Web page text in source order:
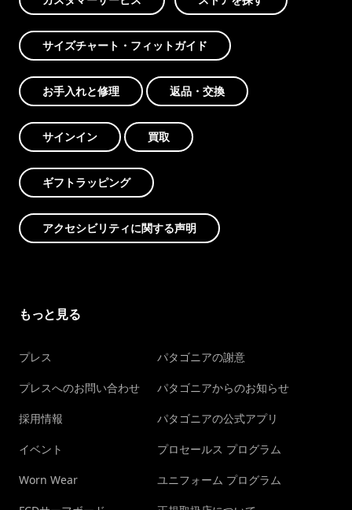
サイズチャート・フィットガイド
お手入れと修理 返品・交換
サインイン 買取
ギフトラッピング
アクセシビリティに関する声明
もっと見る
プレス
プレスへのお問い合わせ
採用情報
イベント
Worn Wear
パタゴニアの謝意
パタゴニアからのお知らせ
パタゴニアの公式アプリ
プロセールス プログラム
ユニフォーム プログラム